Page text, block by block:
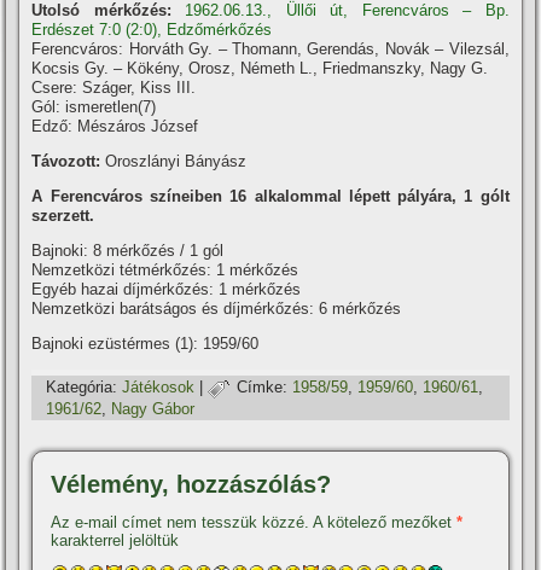
Utolsó mérkőzés:
1962.06.13., Üllői út, Ferencváros – Bp.
Erdészet 7:0 (2:0), Edzőmérkőzés
Ferencváros: Horváth Gy. – Thomann, Gerendás, Novák – Vilezsál,
Kocsis Gy. – Kökény, Orosz, Németh L., Friedmanszky, Nagy G.
Csere: Száger, Kiss III.
Gól: ismeretlen(7)
Edző: Mészáros József
Távozott: Oroszlányi Bányász
A Ferencváros szí­neiben 16 alkalommal lépett pályára, 1 gólt
szerzett.
Bajnoki: 8 mérkőzés / 1 gól
Nemzetközi tétmérkőzés: 1 mérkőzés
Egyéb hazai dí­jmérkőzés: 1 mérkőzés
Nemzetközi barátságos és dí­jmérkőzés: 6 mérkőzés
Bajnoki ezüstérmes (1): 1959/60
Kategória: Játékosok | Címke: 1958/59, 1959/60, 1960/61,
1961/62, Nagy Gábor
Vélemény, hozzászólás?
Az e-mail címet nem tesszük közzé. A kötelező mezőket*
karakterrel jelöltük